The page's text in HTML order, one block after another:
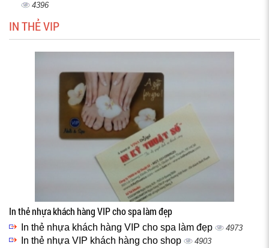
4396
IN THẺ VIP
In thẻ nhựa khách hàng VIP cho spa làm đẹp
In thẻ nhựa khách hàng VIP cho spa làm đẹp 4973
In thẻ nhựa VIP khách hàng cho shop 4903